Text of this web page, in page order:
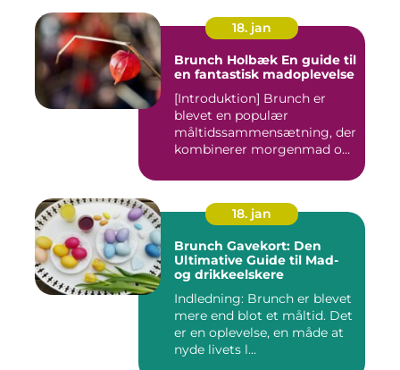
18. jan
Brunch Holbæk En guide til
en fantastisk madoplevelse
[Introduktion] Brunch er
blevet en populær
måltidssammensætning, der
kombinerer morgenmad og
18. jan
Brunch Gavekort: Den
Ultimative Guide til Mad-
og drikkeelskere
Indledning: Brunch er blevet
mere end blot et måltid. Det
er en oplevelse, en måde at
nyde livets l...